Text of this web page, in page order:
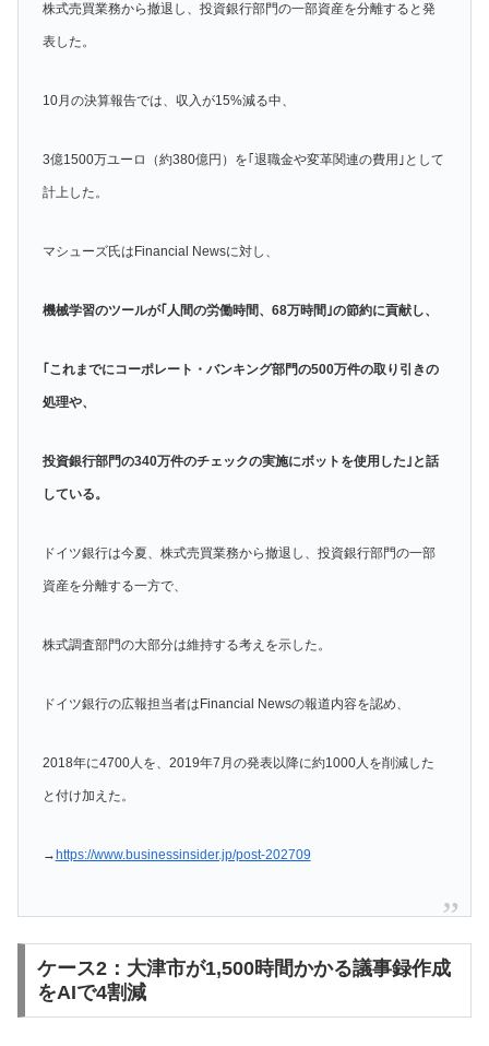
株式売買業務から撤退し、投資銀行部門の一部資産を分離すると発
表した。
10月の決算報告では、収入が15%減る中、
3億1500万ユーロ（約380億円）を｢退職金や変革関連の費用｣として
計上した。
マシューズ氏はFinancial Newsに対し、
機械学習のツールが｢人間の労働時間、68万時間｣の節約に貢献し、
｢これまでにコーポレート・バンキング部門の500万件の取り引きの
処理や、
投資銀行部門の340万件のチェックの実施にボットを使用した｣と話
している。
ドイツ銀行は今夏、株式売買業務から撤退し、投資銀行部門の一部
資産を分離する一方で、
株式調査部門の大部分は維持する考えを示した。
ドイツ銀行の広報担当者はFinancial Newsの報道内容を認め、
2018年に4700人を、2019年7月の発表以降に約1000人を削減した
と付け加えた。
→ https://www.businessinsider.jp/post-202709
ケース2：大津市が1,500時間かかる議事録作成
をAIで4割減